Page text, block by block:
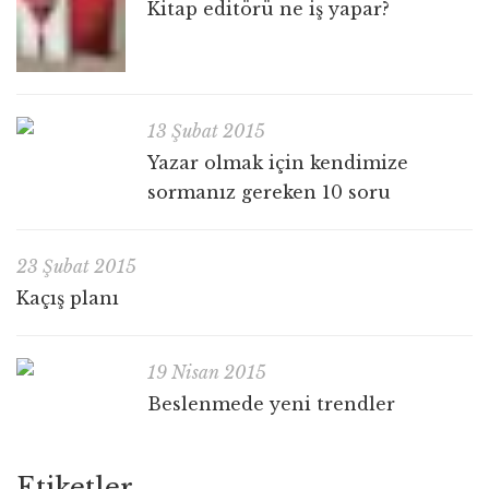
Kitap editörü ne iş yapar?
13 Şubat 2015
Yazar olmak için kendimize
sormanız gereken 10 soru
23 Şubat 2015
Kaçış planı
19 Nisan 2015
Beslenmede yeni trendler